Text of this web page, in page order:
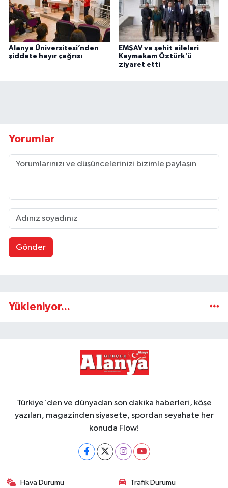
Alanya Üniversitesi’nden
şiddete hayır çağrısı
EMŞAV ve şehit aileleri
Kaymakam Öztürk'ü
ziyaret etti
Yorumlar
Gönder
Yükleniyor...
Türkiye'den ve dünyadan son dakika haberleri, köşe
yazıları, magazinden siyasete, spordan seyahate her
konuda Flow!
Hava Durumu Trafik Durumu